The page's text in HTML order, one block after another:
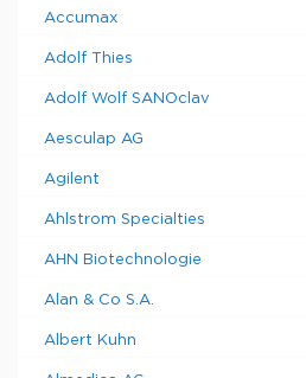
Accumax
Adolf Thies
Adolf Wolf SANOclav
Aesculap AG
Agilent
Ahlstrom Specialties
AHN Biotechnologie
Alan & Co S.A.
Albert Kuhn